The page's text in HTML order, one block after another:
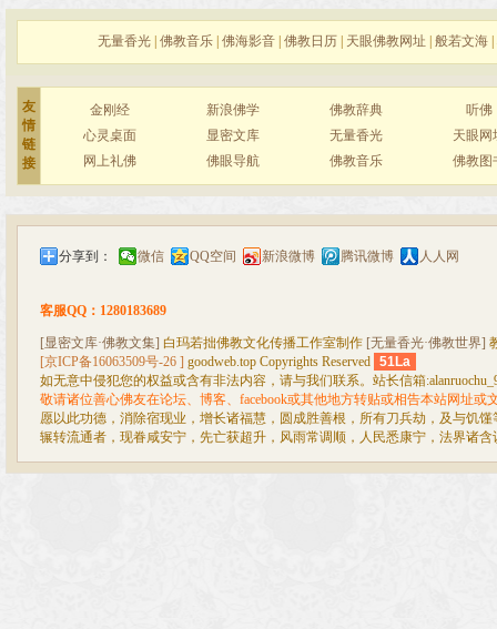
无量香光 佛教音乐 佛海影音 佛教日历 天眼佛教网址 般若文海
友
情
链
接
金刚经 新浪佛学 佛教辞典
听佛
心灵桌面
显密文库 无量香光
天眼网
网上礼佛
佛眼导航 佛教音乐 佛教图
分享到： 微信 QQ空间 新浪微博 腾讯微博 人人网
客服QQ：1280183689
[显密文库·佛教文集] 白玛若拙佛教文化传播工作室制作 [无量香光·佛教世界]
[京ICP备16063509号-26 ] goodweb.top Copyrights Reserved 51La
如无意中侵犯您的权益或含有非法内容，请与我们联系。站长信箱
敬请诸位善心佛友在论坛、博客、facebook或其他地方转贴或相告本站网址或
愿以此功德，消除宿现业，增长诸福慧，圆成胜善根，所有刀兵劫，及与饥
辗转流通者，现眷咸安宁，先亡获超升，风雨常调顺，人民悉康宁，法界诸含